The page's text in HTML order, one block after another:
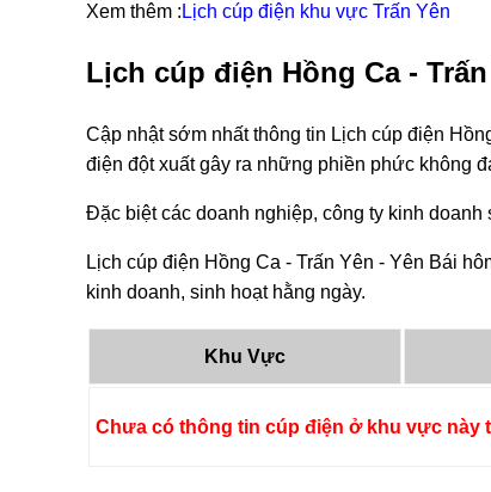
Xem thêm : Lịch cúp điện khu vực Trấn Yên
Lịch cúp điện Hồng Ca -
Cập nhật sớm nhất thông tin Lịch cúp điện
điện đột xuất gây ra những phiền phức không
Đặc biệt các doanh nghiệp, công ty kinh
Lịch cúp điện Hồng Ca - Trấn Yên - Yên Bái
kinh doanh, sinh hoạt hằng ngày.
Khu Vực
Chưa có thông tin cúp điện ở khu vực này